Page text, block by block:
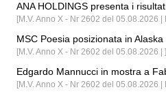
ANA HOLDINGS presenta i
[M.V. Anno X - Nr 2602 del 05.08.2026
MSC Poesia posizionata in
[M.V. Anno X - Nr 2602 del 05.08.2026 | ]
Edgardo Mannucci in mostra a
[M.V. Anno X - Nr 2602 del 05.08.2026 |